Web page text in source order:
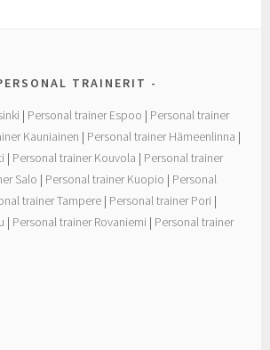
TRAINERIT
| Personal trainer Espoo | Personal trainer
Kauniainen | Personal trainer Hämeenlinna |
| Personal trainer Kouvola | Personal trainer
Salo | Personal trainer Kuopio | Personal
trainer Tampere | Personal trainer Pori |
| Personal trainer Rovaniemi | Personal trainer